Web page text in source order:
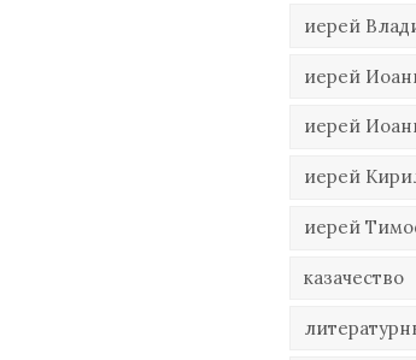
иерей
иерей
иерей
иерей
иерей
казачество